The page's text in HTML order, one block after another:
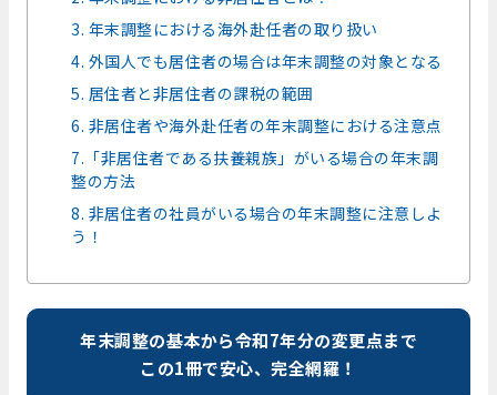
3. 年末調整における海外赴任者の取り扱い
4. 外国人でも居住者の場合は年末調整の対象となる
5. 居住者と非居住者の課税の範囲
6. 非居住者や海外赴任者の年末調整における注意点
7.「非居住者である扶養親族」がいる場合の年末調
整の方法
8. 非居住者の社員がいる場合の年末調整に注意しよ
う！
年末調整の基本から令和7年分の変更点まで
この1冊で安心、完全網羅！